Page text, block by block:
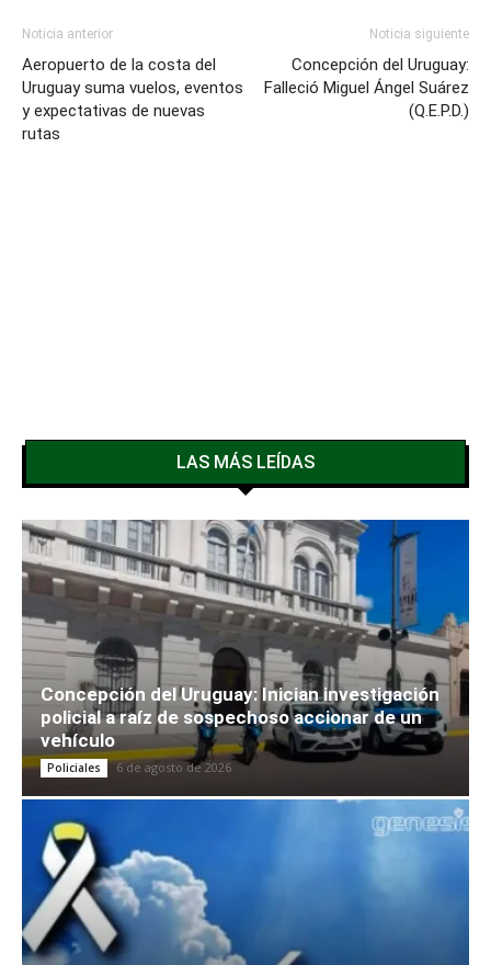
Noticia anterior
Aeropuerto de la costa del
Uruguay suma vuelos, eventos
y expectativas de nuevas
rutas
Noticia siguiente
Concepción del Uruguay:
Falleció Miguel Ángel Suárez
(Q.E.P.D.)
LAS MÁS LEÍDAS
Concepción del Uruguay: Inician investigación
policial a raíz de sospechoso accionar de un
vehículo
Policiales 6 de agosto de 2026